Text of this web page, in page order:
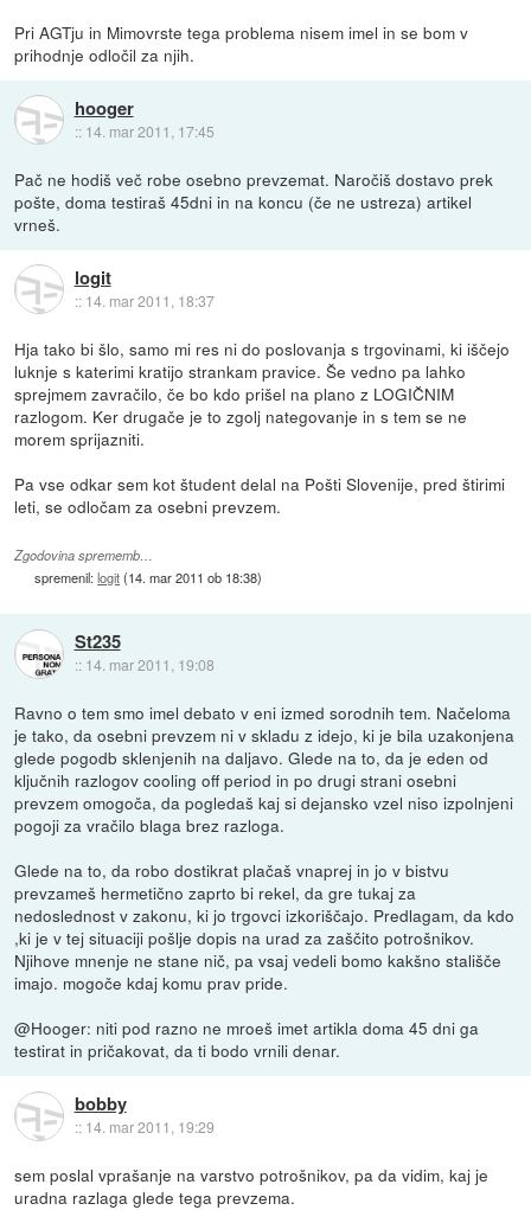
Pri AGTju in Mimovrste tega problema nisem imel in se bom v
prihodnje odločil za njih.
hooger
:: 14. mar 2011, 17:45
Pač ne hodiš več robe osebno prevzemat. Naročiš dostavo prek
pošte, doma testiraš 45dni in na koncu (če ne ustreza) artikel
vrneš.
logit
:: 14. mar 2011, 18:37
Hja tako bi šlo, samo mi res ni do poslovanja s trgovinami, ki iščejo
luknje s katerimi kratijo strankam pravice. Še vedno pa lahko
sprejmem zavračilo, če bo kdo prišel na plano z LOGIČNIM
razlogom. Ker drugače je to zgolj nategovanje in s tem se ne
morem sprijazniti.
Pa vse odkar sem kot študent delal na Pošti Slovenije, pred štirimi
leti, se odločam za osebni prevzem.
Zgodovina sprememb…
spremenil:logit(14. mar 2011 ob 18:38)
St235
:: 14. mar 2011, 19:08
Ravno o tem smo imel debato v eni izmed sorodnih tem. Načeloma
je tako, da osebni prevzem ni v skladu z idejo, ki je bila uzakonjena
glede pogodb sklenjenih na daljavo. Glede na to, da je eden od
ključnih razlogov cooling off period in po drugi strani osebni
prevzem omogoča, da pogledaš kaj si dejansko vzel niso izpolnjeni
pogoji za vračilo blaga brez razloga.
Glede na to, da robo dostikrat plačaš vnaprej in jo v bistvu
prevzameš hermetično zaprto bi rekel, da gre tukaj za
nedoslednost v zakonu, ki jo trgovci izkoriščajo. Predlagam, da kdo
,ki je v tej situaciji pošlje dopis na urad za zaščito potrošnikov.
Njihove mnenje ne stane nič, pa vsaj vedeli bomo kakšno stališče
imajo. mogoče kdaj komu prav pride.
@Hooger: niti pod razno ne mroeš imet artikla doma 45 dni ga
testirat in pričakovat, da ti bodo vrnili denar.
bobby
:: 14. mar 2011, 19:29
sem poslal vprašanje na varstvo potrošnikov, pa da vidim, kaj je
uradna razlaga glede tega prevzema.